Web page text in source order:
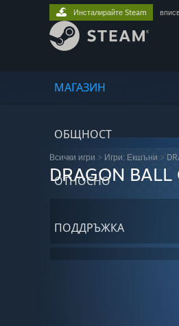
МАГАЗИН
ОБЩНОСТ
ОТНОСНО
ПОДДРЪЖКА
Инсталирайте Steam
Всички игри > Игри: Екшъни >
DRAGON BALL